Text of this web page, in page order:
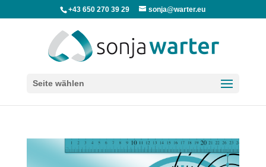
+43 650 270 39 29 sonja@warter.eu
Seite wählen